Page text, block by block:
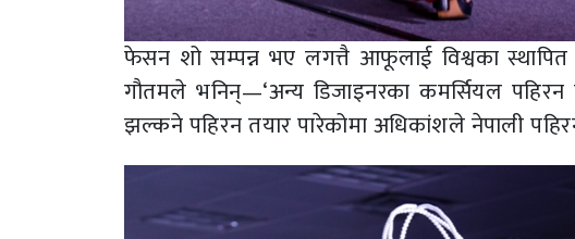
फेसन शो सम्पन्न भए लगत्तै आफूलाई विश्वका
गौतमले भनिन्—‘अन्य डिजाइनरका कमर्सियल
झल्कने पहिरन तयार पारेकोमा अधिकांशले नेपाली